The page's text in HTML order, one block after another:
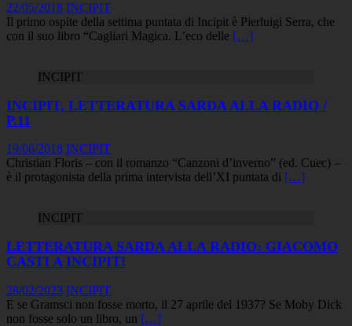
22/05/2018 INCIPIT
Il primo ospite della settima puntata di Incipit è Pierluigi Serra, che
con il suo libro “Cagliari Magica. L’eco delle […]
INCIPIT
INCIPIT, LETTERATURA SARDA ALLA RADIO /
P.11
19/06/2018 INCIPIT
Christian Floris – con il romanzo “Canzoni d’inverno” (ed. Cuec) –
è il protagonista della prima intervista dell’XI puntata di […]
INCIPIT
LETTERATURA SARDA ALLA RADIO: GIACOMO
CASTI A INCIPIT!
28/02/2023 INCIPIT
E se Gramsci non fosse morto, il 27 aprile del 1937? Se Moby Dick
non fosse solo un libro, un […]